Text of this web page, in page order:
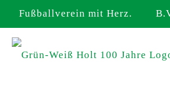
Fußballverein mit Herz. B.V.